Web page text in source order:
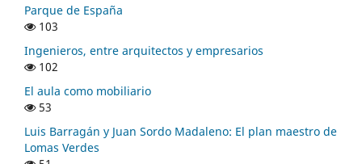
Parque de España
103
Ingenieros, entre arquitectos y empresarios
102
El aula como mobiliario
53
Luis Barragán y Juan Sordo Madaleno: El plan maestro de
Lomas Verdes